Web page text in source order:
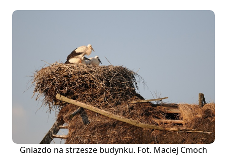
Gniazdo na strzesze budynku. Fot. Maciej Cmoch